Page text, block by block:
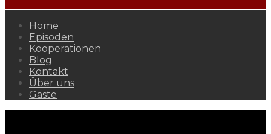
Home
Episoden
Kooperationen
Blog
Kontakt
Über uns
Gäste